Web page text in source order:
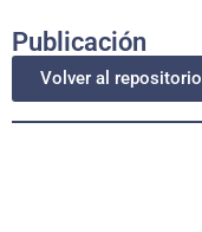
Publicación
Volver al repositorio